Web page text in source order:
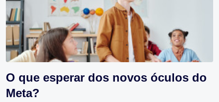
O que esperar dos novos óculos do
Meta?